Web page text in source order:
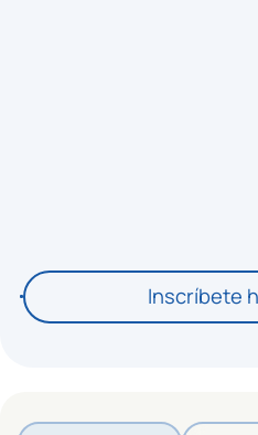
Inscríbete